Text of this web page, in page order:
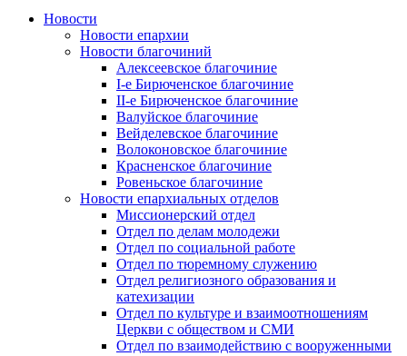
Новости
Новости епархии
Новости благочиний
Алексеевское благочиние
I-е Бирюченское благочиние
II-е Бирюченское благочиние
Валуйское благочиние
Вейделевское благочиние
Волоконовское благочиние
Красненское благочиние
Ровеньское благочиние
Новости епархиальных отделов
Миссионерский отдел
Отдел по делам молодежи
Отдел по социальной работе
Отдел по тюремному служению
Отдел религиозного образования и
катехизации
Отдел по культуре и взаимоотношениям
Церкви с обществом и СМИ
Отдел по взаимодействию с вооруженными